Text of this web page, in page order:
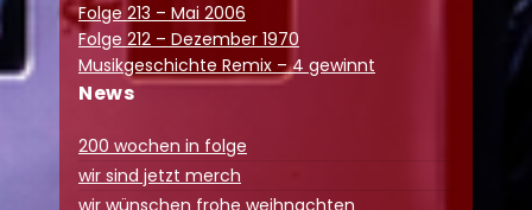
Folge 213 – Mai 2006
Folge 212 – Dezember 1970
Musikgeschichte Remix – 4 gewinnt
News
200 wochen in folge
wir sind jetzt merch
wir wünschen frohe weihnachten